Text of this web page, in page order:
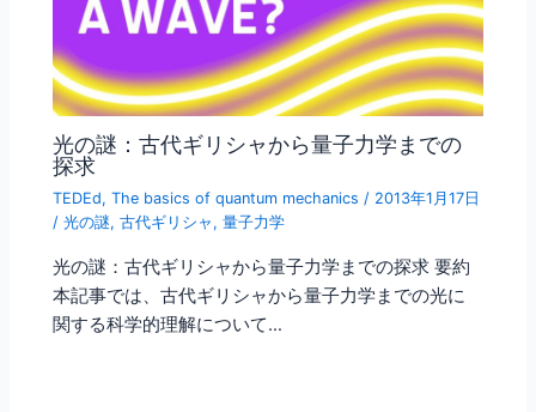
光の謎：古代ギリシャから量子力学までの
探求
TEDEd,The basics of quantum mechanics / 2013年1月17日
/光の謎,古代ギリシャ ,量子力学
光の謎：古代ギリシャから量子力学までの探求 要約
本記事では、古代ギリシャから量子力学までの光に
関する科学的理解について…